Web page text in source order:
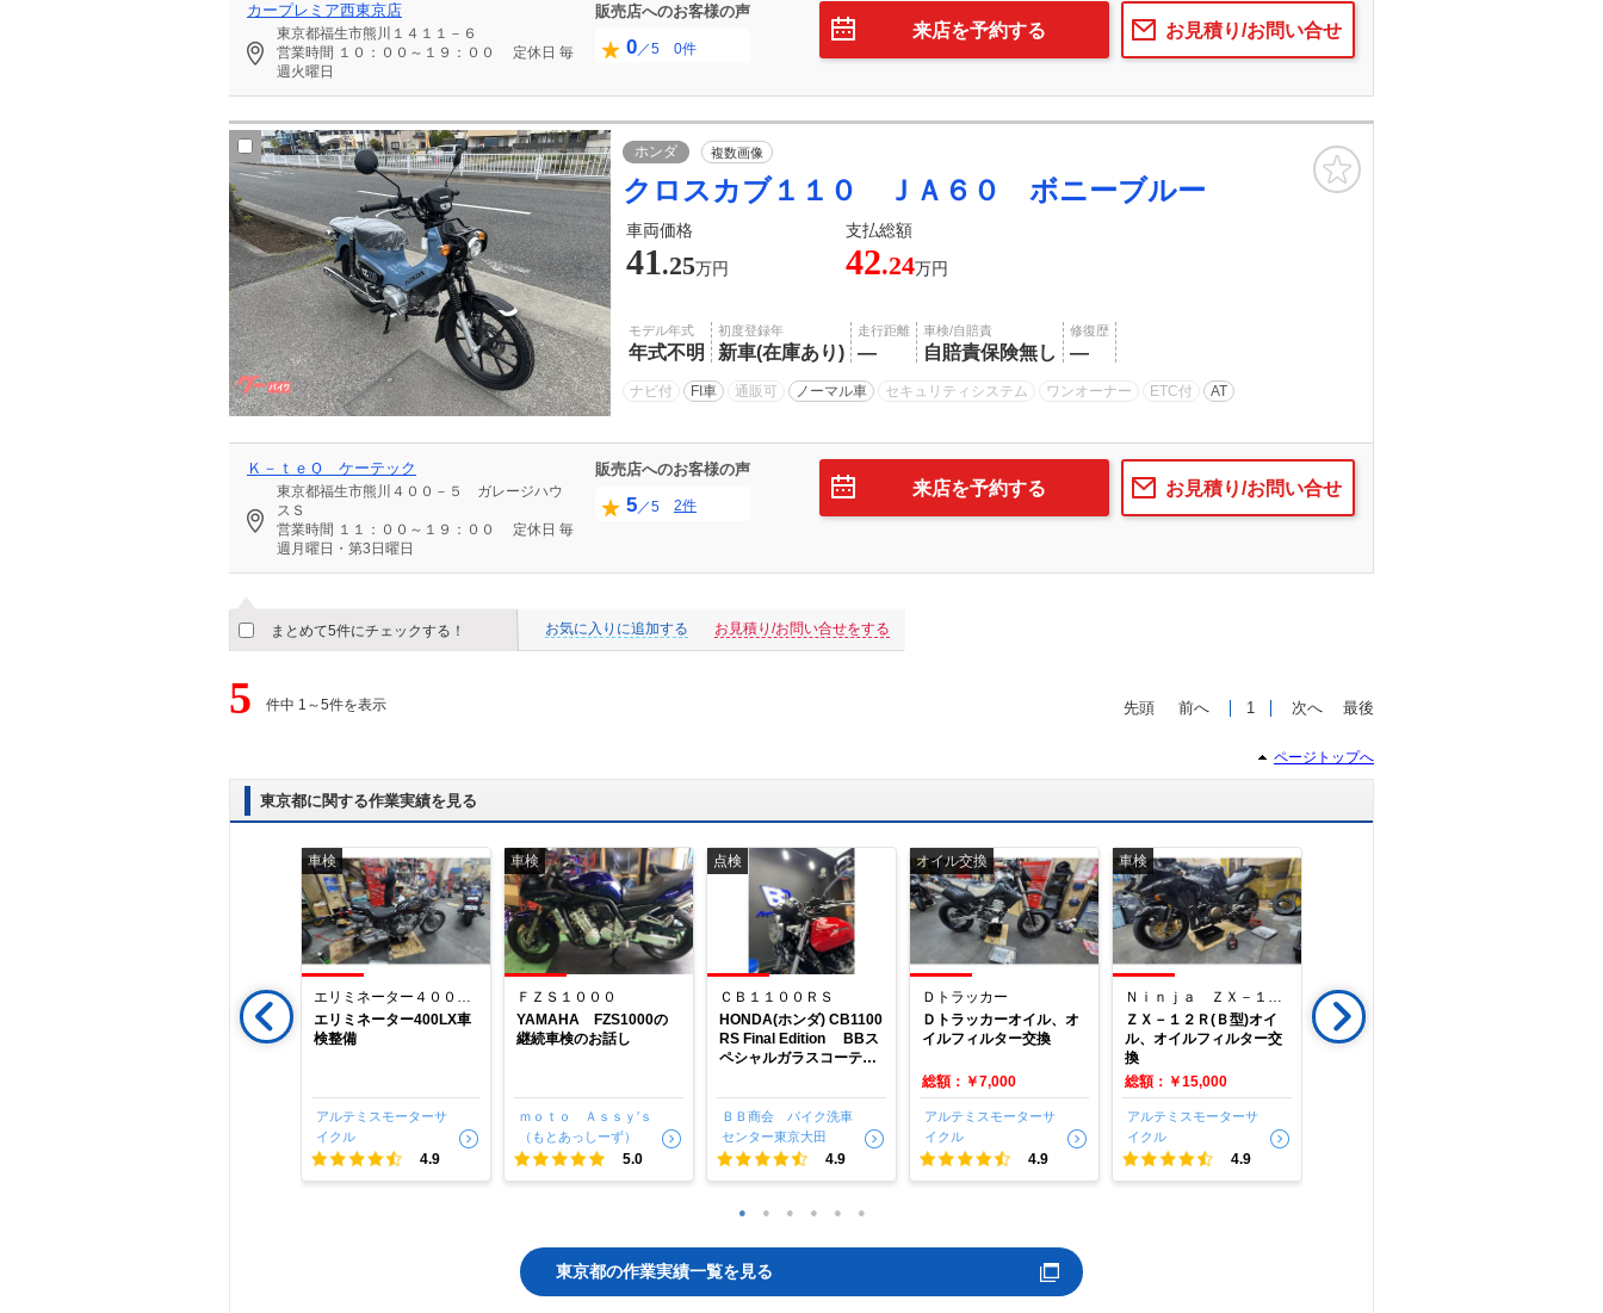
カープレミア西東京店
東京都福生市熊川１４１１－６
営業時間 １０：００～１９：００ 定休日 毎
週火曜日
販売店へのお客様の声
0／5 0件
お見積り/お問い合せ
来店を予約する
ホンダ 複数画像
クロスカブ１１０ ＪＡ６０ ボニーブルー
車両価格 支払総額
41.25万円 42.24万円
モデル年式
年式不明
初度登録年
新車(在庫あり)
走行距離
―
車検/自賠責
自賠責保険無し
修復歴
―
ナビ付 FI車 通販可 ノーマル車 セキュリティシステム ワンオーナー ETC付 AT
Ｋ－ｔｅＱ ケーテック
東京都福生市熊川４００－５ ガレージハウ
スＳ
営業時間 １１：００～１９：００ 定休日 毎
週月曜日・第3日曜日
販売店へのお客様の声
5／5 2件
お見積り/お問い合せ
来店を予約する
まとめて5件にチェックする！ お気に入りに追加する お見積り/お問い合せをする
5 件中 1～5件を表示 先頭 前へ 1 次へ 最後
ページトップへ
東京都に関する作業実績を見る
東京都大田区山王のオー
トサロンオギヤマです。
車検
エリミネーター４００ＬＸ
エリミネーター400LX車
検整備
アルテミスモーターサ
イクル
4.9
車検
ＦＺＳ１０００
YAMAHA FZS1000の
継続車検のお話し
ｍｏｔｏ Ａｓｓｙ′ｓ
（もとあっしーず）
5.0
点検
ＣＢ１１００ＲＳ
HONDA(ホンダ) CB1100
RS Final Edition BBス
ペシャルガラスコーティ
商会バイク洗車センター
東京大田
ＢＢ商会 バイク洗車
センター東京大田
4.9
オイル交換
Ｄトラッカー
Ｄトラッカーオイル、オ
イルフィルター交換
総額：￥7,000
アルテミスモーターサ
イクル
4.9
車検
Ｎｉｎｊａ ＺＸ－１２Ｒ
ＺＸ－１２Ｒ(Ｂ型)オイ
ル、オイルフィルター交
換
総額：￥15,000
アルテミスモーターサ
イクル
4.9
GSX1300隼 車検整備
1 2 3 4 5 6
東京都の作業実績一覧を見る